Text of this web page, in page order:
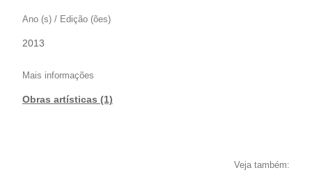
Ano (s) / Edição (ões)
2013
Mais informações
Obras artísticas (1)
Veja também: